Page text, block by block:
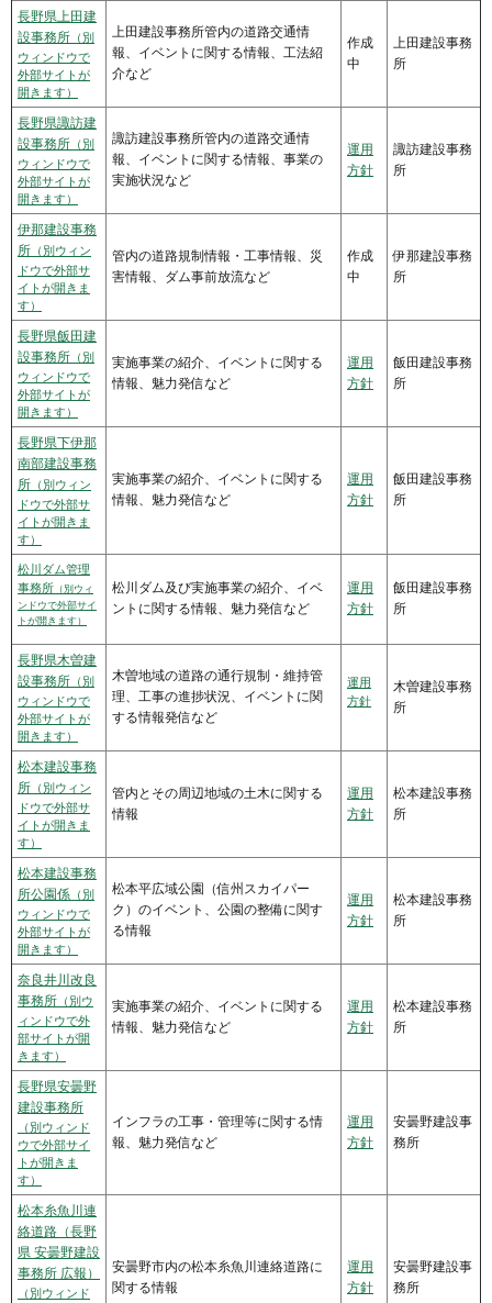
長野県上田建
設事務所 （別
ウィンドウで
外部サイトが
開きます）
上田建設事務所管内の道路交通情
報、イベントに関する情報、工法紹
介など
作成
中
上田建設事務
所
長野県諏訪建
設事務所 （別
ウィンドウで
外部サイトが
開きます）
諏訪建設事務所管内の道路交通情
報、イベントに関する情報、事業の
実施状況など
運用
方針
諏訪建設事務
所
伊那建設事務
所 （別ウィン
ドウで外部サ
イトが開きま
す）
管内の道路規制情報・工事情報、災
害情報、ダム事前放流など
作成
中
伊那建設事務
所
長野県飯田建
設事務所 （別
ウィンドウで
外部サイトが
開きます）
実施事業の紹介、イベントに関する
情報、魅力発信など
運用
方針
飯田建設事務
所
長野県下伊那
南部建設事務
所 （別ウィン
ドウで外部サ
イトが開きま
す）
実施事業の紹介、イベントに関する
情報、魅力発信など
運用
方針
飯田建設事務
所
松川ダム管理
事務所 （別ウィ
ンドウで外部サイ
トが開きます）
松川ダム及び実施事業の紹介、イベ
ントに関する情報、魅力発信など
運用
方針
飯田建設事務
所
長野県木曽建
設事務所 （別
ウィンドウで
外部サイトが
開きます）
木曽地域の道路の通行規制・維持管
理、工事の進捗状況、イベントに関
する情報発信など
運用
方針
木曽建設事務
所
松本建設事務
所 （別ウィン
ドウで外部サ
イトが開きま
す）
管内とその周辺地域の土木に関する
情報
運用
方針
松本建設事務
所
松本建設事務
所公園係 （別
ウィンドウで
外部サイトが
開きます）
松本平広域公園（信州スカイパー
ク）のイベント、公園の整備に関す
る情報
運用
方針
松本建設事務
所
奈良井川改良
事務所 （別ウ
ィンドウで外
部サイトが開
きます）
実施事業の紹介、イベントに関する
情報、魅力発信など
運用
方針
松本建設事務
所
長野県安曇野
建設事務所
（別ウィンド
ウで外部サイ
トが開きま
す）
インフラの工事・管理等に関する情
報、魅力発信など
運用
方針
安曇野建設事
務所
松本糸魚川連
絡道路（長野
県 安曇野建設
事務所 広報）
（別ウィンド
安曇野市内の松本糸魚川連絡道路に
関する情報
運用
方針
安曇野建設事
務所